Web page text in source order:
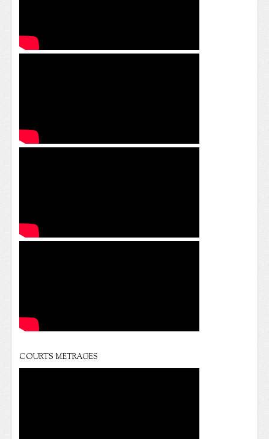
COURTS METRAGES